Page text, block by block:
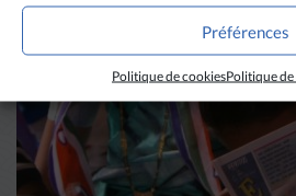
Préférences
Politique de cookiesPolitique